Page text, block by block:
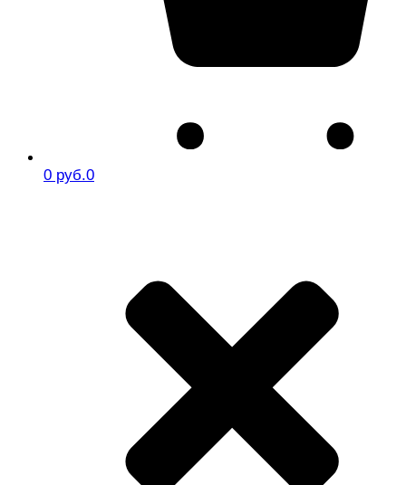
0 руб.0